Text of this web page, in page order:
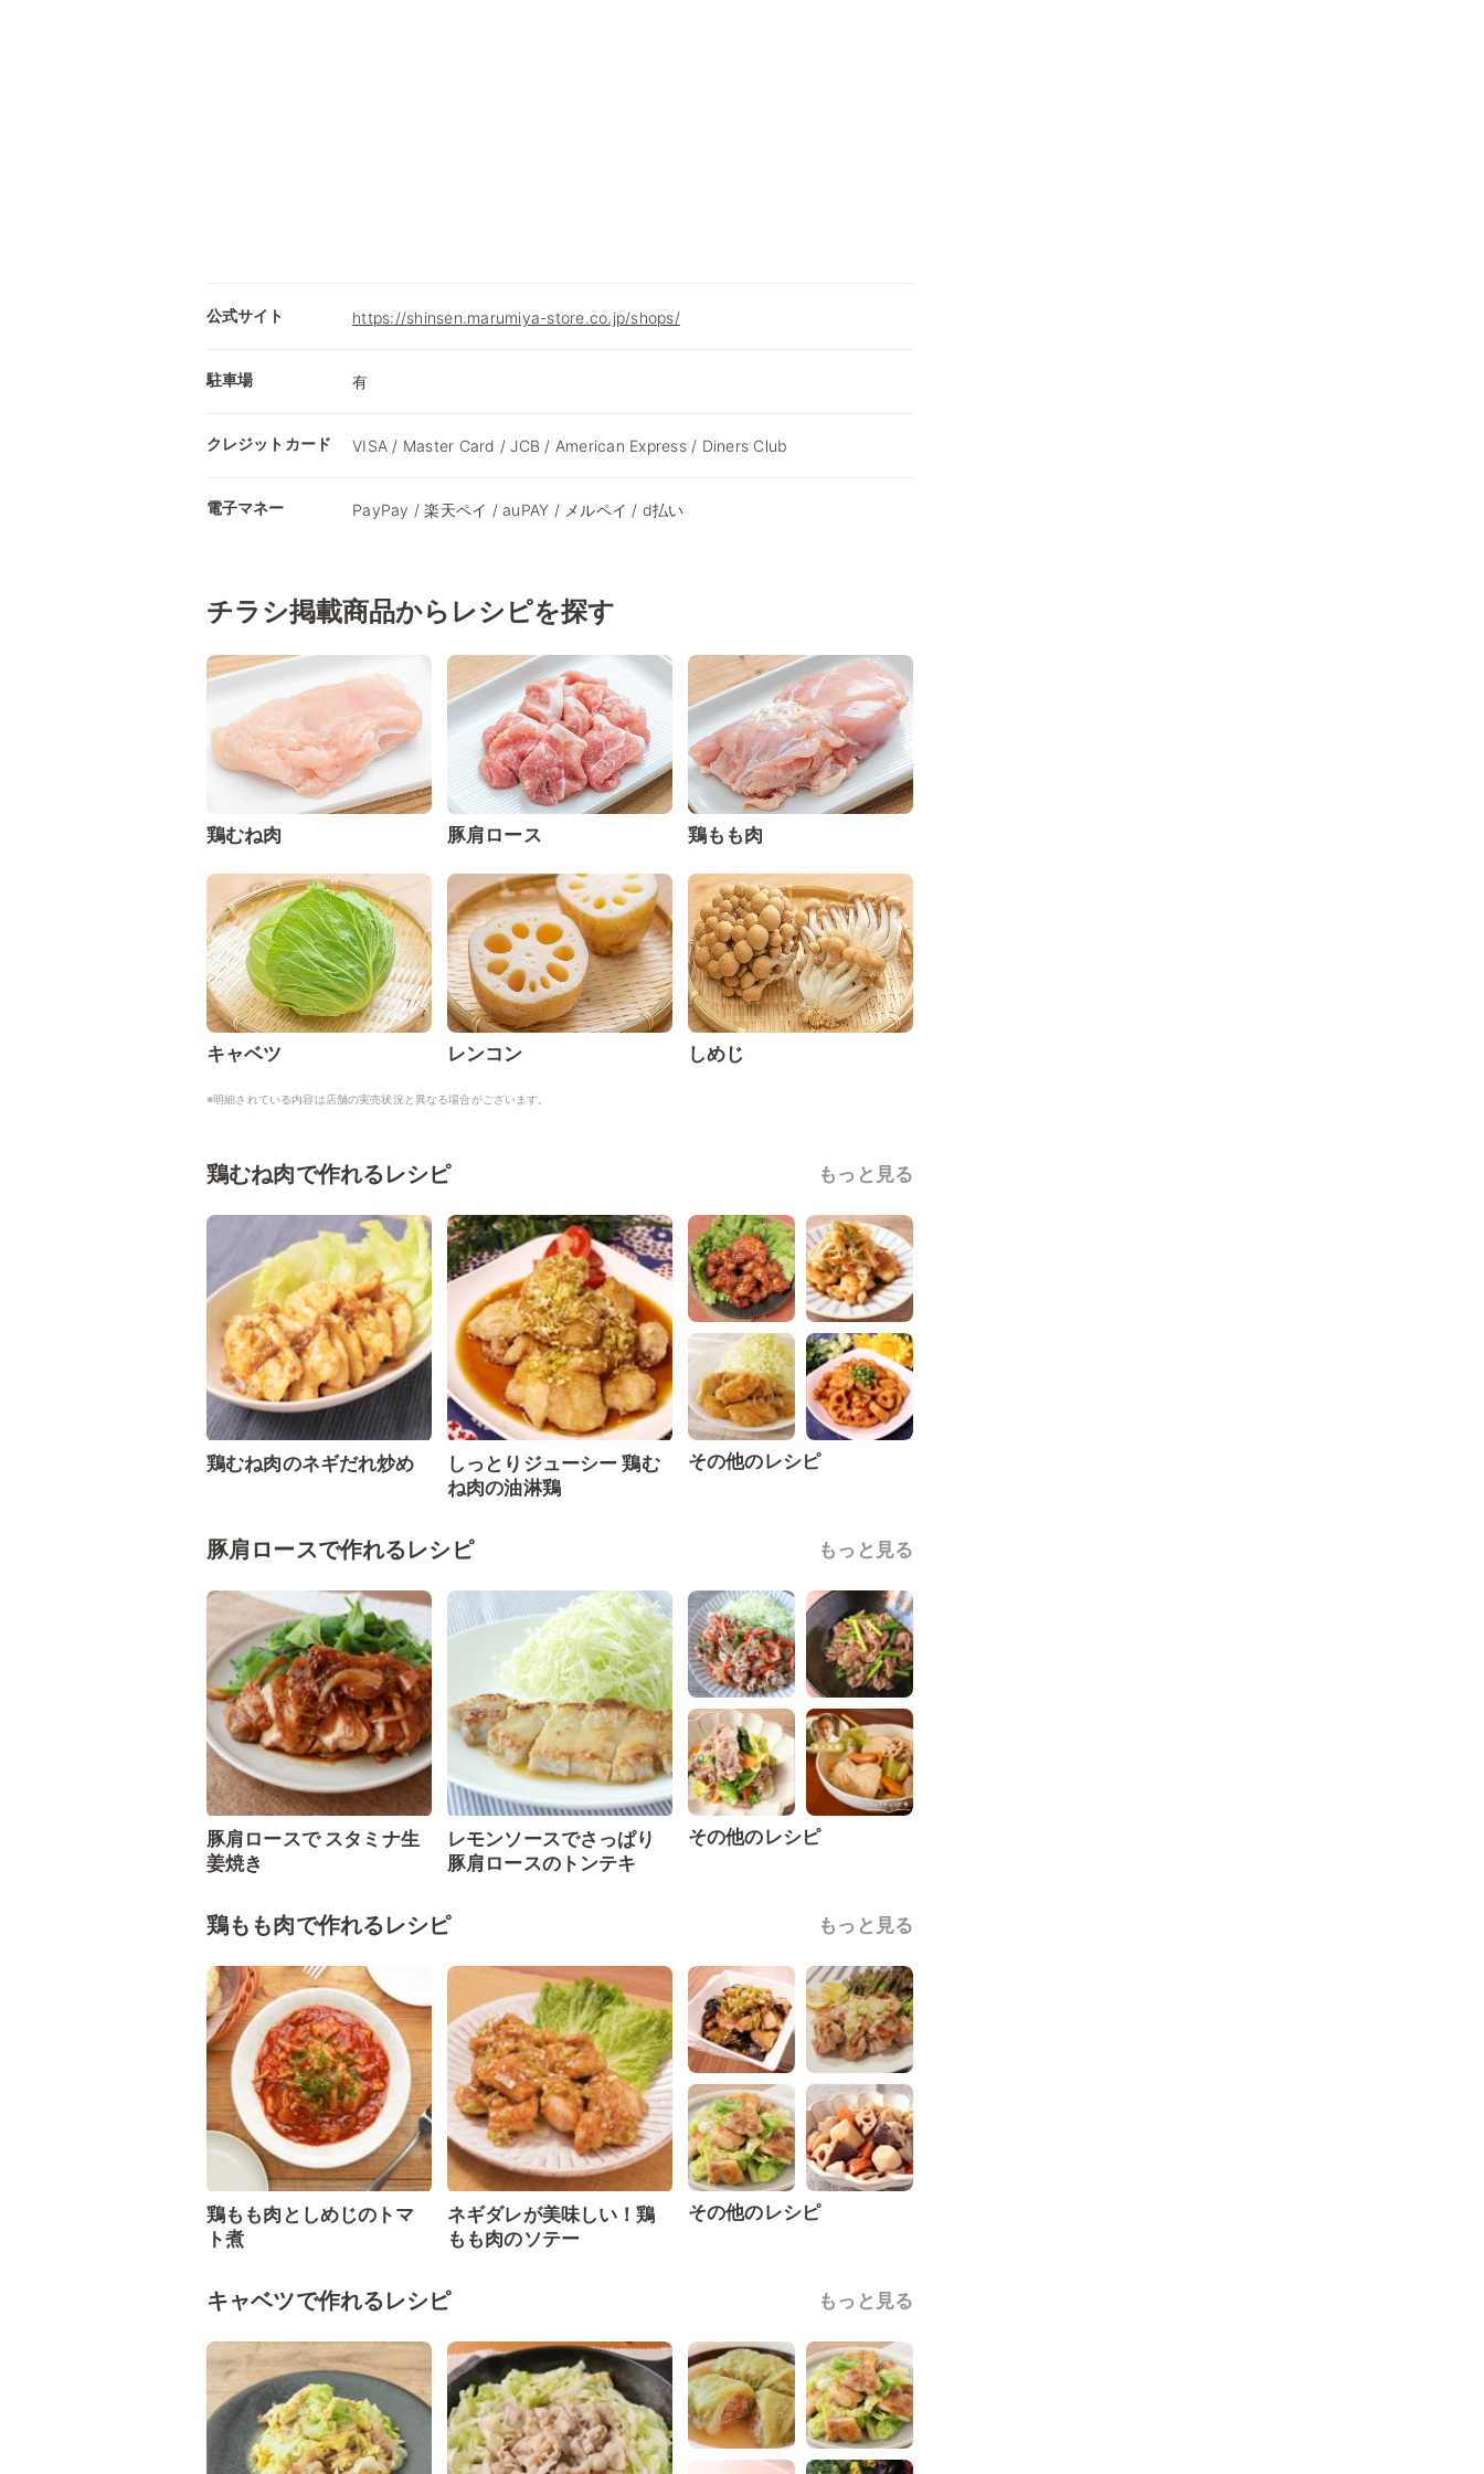
公式サイト https://shinsen.marumiya-store.co.jp/shops/
駐車場 有
クレジットカード VISA / Master Card / JCB / American Express / Diners Club
電子マネー PayPay / 楽天ペイ / auPAY / メルペイ / d払い
チラシ掲載商品からレシピを探す
鶏むね肉 豚肩ロース 鶏もも肉
キャベツ レンコン しめじ
※明細されている内容は店舗の実売状況と異なる場合がございます。
鶏むね肉で作れるレシピ もっと見る
鶏むね肉のネギだれ炒め
しっとりジューシー 鶏む
ね肉の油淋鶏
その他のレシピ
豚肩ロースで作れるレシピ もっと見る
豚肩ロースで スタミナ生
姜焼き
レモンソースでさっぱり
豚肩ロースのトンテキ
その他のレシピ
鶏もも肉で作れるレシピ もっと見る
鶏もも肉としめじのトマ
ト煮
ネギダレが美味しい！鶏
もも肉のソテー
その他のレシピ
キャベツで作れるレシピ もっと見る